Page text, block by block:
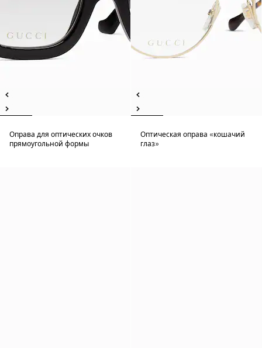
Оправа для оптических очков
прямоугольной формы
Оптическая оправа «кошачий
глаз»